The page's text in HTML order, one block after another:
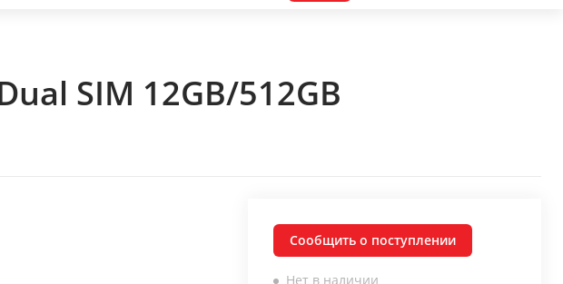
SIM 12GB/512GB
Сообщить о поступлении
Нет в наличии